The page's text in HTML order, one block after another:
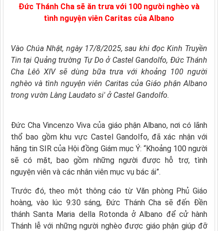
Đức Thánh Cha sẽ ăn trưa với 100 người nghèo và
tình nguyện viên Caritas của Albano
Vào Chúa Nhật, ngày 17/8/2025, sau khi đọc Kinh Truyền
Tin tại Quảng trường Tự Do ở Castel Gandolfo, Đức Thánh
Cha Lêô XIV sẽ dùng bữa trưa với khoảng 100 người
nghèo và tình nguyện viên Caritas của Giáo phận Albano
trong vườn Làng Laudato si' ở Castel Gandolfo.
Đức Cha Vincenzo Viva của giáo phận Albano, nơi có lãnh
thổ bao gồm khu vực Castel Gandolfo, đã xác nhận với
hãng tin SIR của Hội đồng Giám mục Ý: “Khoảng 100 người
sẽ có mặt, bao gồm những người được hỗ trợ, tình
nguyện viên và các nhân viên mục vụ bác ái”.
Trước đó, theo một thông cáo từ Văn phòng Phủ Giáo
hoàng, vào lúc 9:30 sáng, Đức Thánh Cha sẽ đến Đền
thánh Santa Maria della Rotonda ở Albano để cử hành
Thánh lễ với những người nghèo được giáo phận giúp đỡ